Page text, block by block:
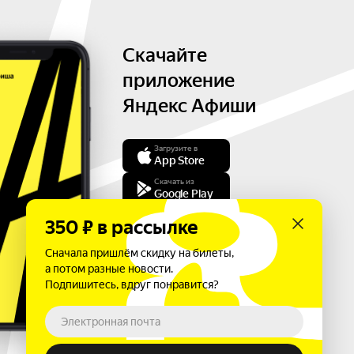
Скачайте
приложение
Яндекс Афиши
Загрузите в
App Store
Скачать из
Google Play
350 ₽ в рассылке
Сначала пришлём скидку на билеты,
а потом разные новости.
Подпишитесь, вдруг понравится?